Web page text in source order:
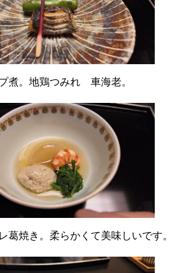
煮。地鶏つみれ 車海老。
葛焼き。柔らかくて美味しいです。